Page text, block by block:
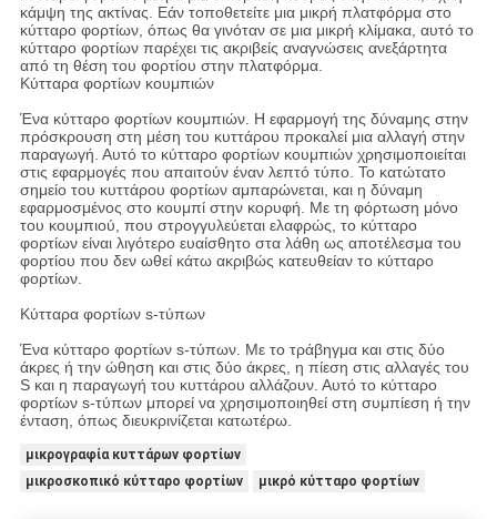
κάμψη της ακτίνας. Εάν τοποθετείτε μια μικρή πλατφόρμα στο
κύτταρο φορτίων, όπως θα γινόταν σε μια μικρή κλίμακα, αυτό το
κύτταρο φορτίων παρέχει τις ακριβείς αναγνώσεις ανεξάρτητα
από τη θέση του φορτίου στην πλατφόρμα.
Κύτταρα φορτίων κουμπιών
Ένα κύτταρο φορτίων κουμπιών. Η εφαρμογή της δύναμης στην
πρόσκρουση στη μέση του κυττάρου προκαλεί μια αλλαγή στην
παραγωγή. Αυτό το κύτταρο φορτίων κουμπιών χρησιμοποιείται
στις εφαρμογές που απαιτούν έναν λεπτό τύπο. Το κατώτατο
σημείο του κυττάρου φορτίων αμπαρώνεται, και η δύναμη
εφαρμοσμένος στο κουμπί στην κορυφή. Με τη φόρτωση μόνο
του κουμπιού, που στρογγυλεύεται ελαφρώς, το κύτταρο
φορτίων είναι λιγότερο ευαίσθητο στα λάθη ως αποτέλεσμα του
φορτίου που δεν ωθεί κάτω ακριβώς κατευθείαν το κύτταρο
φορτίων.
Κύτταρα φορτίων s-τύπων
Ένα κύτταρο φορτίων s-τύπων. Με το τράβηγμα και στις δύο
άκρες ή την ώθηση και στις δύο άκρες, η πίεση στις αλλαγές του
S και η παραγωγή του κυττάρου αλλάζουν. Αυτό το κύτταρο
φορτίων s-τύπων μπορεί να χρησιμοποιηθεί στη συμπίεση ή την
ένταση, όπως διευκρινίζεται κατωτέρω.
μικρογραφία κυττάρων φορτίων
μικροσκοπικό κύτταρο φορτίων
μικρό κύτταρο φορτίων